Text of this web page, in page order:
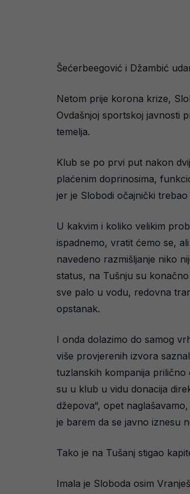
Šećerbeegović i Džambić
Netom prije korona krize,
Ovdašnjoj sportskoj javnosti
temelja.
Klub se po prvi put nakon
plaćenim doprinosima,
jer je Slobodi očajnički
U kakvim i koliko velikim
ispadnemo, vratit ćemo se,
navedeno razmišljanje niko
status, na Tušnju su
sve palo u vodu, redovna
opstanak.
I onda dolazimo do samog
više provjerenih izvora
tuzlanskih kompanija prilično
su u klub u vidu donacija
džepova“, opet
je barem da se javno iznesu
Tako je na Tušanj stigao
Imala je Sloboda osim